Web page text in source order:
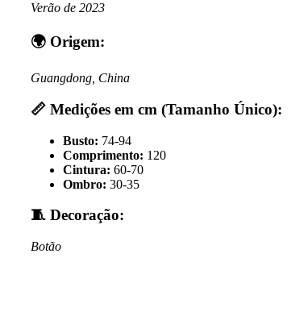
Verão de 2023
🌍 Origem:
Guangdong, China
📏 Medições em cm (Tamanho Único):
Busto: 74-94
Comprimento: 120
Cintura: 60-70
Ombro: 30-35
🧵 Decoração:
Botão